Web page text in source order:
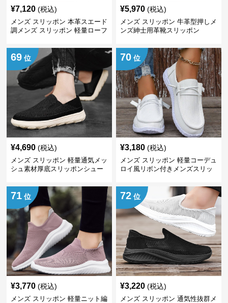
¥7,120 (税込)
メンズ スリッポン 本革スエード
調メンズ スリッポン 軽量ローフ
¥5,970 (税込)
メンズ スリッポン 牛革型押しメ
ンズ紳士用革靴スリッポン
69 位
¥4,690 (税込)
メンズ スリッポン 軽量通気メッ
シュ素材厚底スリッポンシュー
70 位
¥3,180 (税込)
メンズ スリッポン 軽量コーデュ
ロイ風リボン付きメンズスリッ
71 位
¥3,770 (税込)
メンズ スリッポン 軽量ニット編
72 位
¥3,220 (税込)
メンズ スリッポン 通気性抜群メ